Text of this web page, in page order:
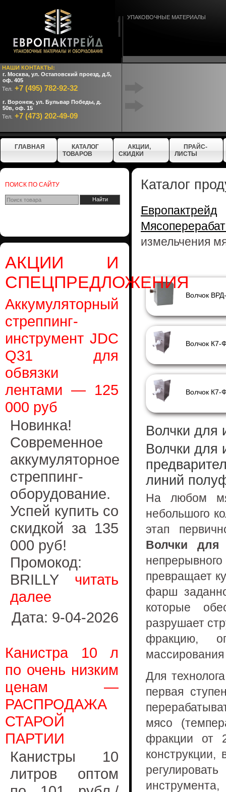
НАШИ КОНТАКТЫ:
г. Москва, ул. Остаповский проезд, д.5,
оф. 405
Тел. +7 (495) 782-92-32
г. Воронеж, ул. Бульвар Победы, д.
50в, оф. 15
Тел. +7 (473) 202-49-09
УПАКОВОЧНЫЕ МАТЕРИАЛЫ
ГЛАВНАЯ
КАТАЛОГ
ТОВАРОВ
АКЦИИ,
СКИДКИ
ПРАЙС-
ЛИСТЫ
ПОИСК ПО САЙТУ
АКЦИИ И
СПЕЦПРЕДЛОЖЕНИЯ
Аккумуляторный
стреппинг-
инструмент JDC
Q31 для
обвязки
лентами — 125
000 руб
Новинка!
Современное
аккумуляторное
стреппинг-
оборудование.
Успей купить со
скидкой за 135
000 руб!
Промокод:
BRILLY читать
далее
Дата: 9-04-2026
Канистра 10 л
по очень низким
ценам —
РАСПРОДАЖА
СТАРОЙ
ПАРТИИ
Канистры 10
литров оптом
Каталог
Европактрейд
измельчения
Волчки для
Волчки для
линий
На любом
небольшого
этап
Волчки для
превращает
фарш
которые
разрушает
фракцию,
Для
первая
мясо
фракции от
конструкции,